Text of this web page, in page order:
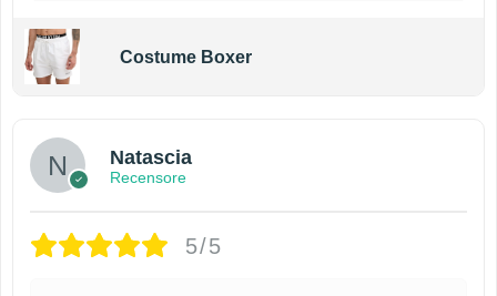
Costume Boxer
Natascia
Recensore
5/5